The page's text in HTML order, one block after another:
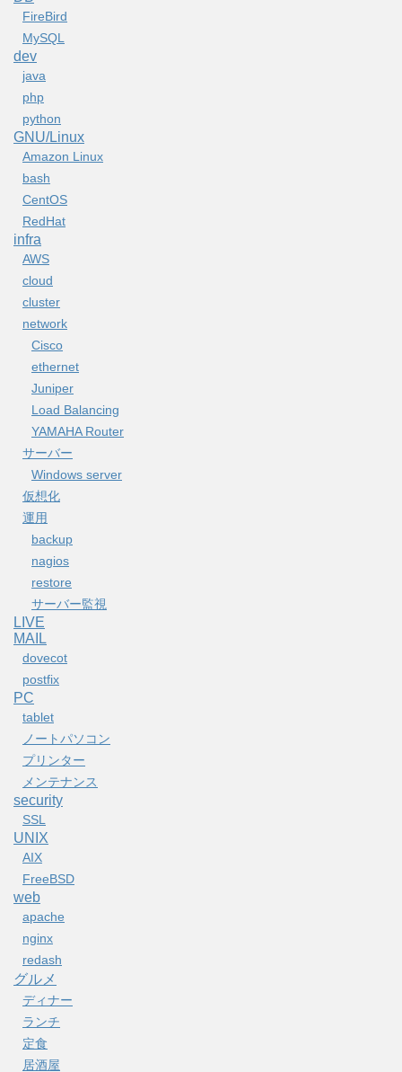
FireBird
MySQL
dev
java
php
python
GNU/Linux
Amazon Linux
bash
CentOS
RedHat
infra
AWS
cloud
cluster
network
Cisco
ethernet
Juniper
Load Balancing
YAMAHA Router
サーバー
Windows server
仮想化
運用
backup
nagios
restore
サーバー監視
LIVE
MAIL
dovecot
postfix
PC
tablet
ノートパソコン
プリンター
メンテナンス
security
SSL
UNIX
AIX
FreeBSD
web
apache
nginx
redash
グルメ
ディナー
ランチ
定食
居酒屋